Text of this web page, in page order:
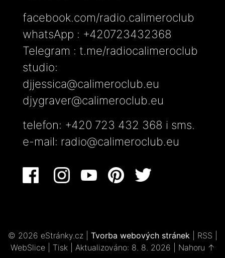
facebook.com/radio.calimeroclub
whatsApp : +420723432368
Telegram : t.me/radiocalimeroclub
studio:
djjessica@calimeroclub.eu
djygraver@calimeroclub.eu
telefon: +420 723 432 368 i sms.
e-mail: radio@calimeroclub.eu
© 2026 eStránky.cz Tvorba webových stránek| RSS
WebSlice
Tisk| Aktualizováno: 8. 8. 2026 Nahoru ↑